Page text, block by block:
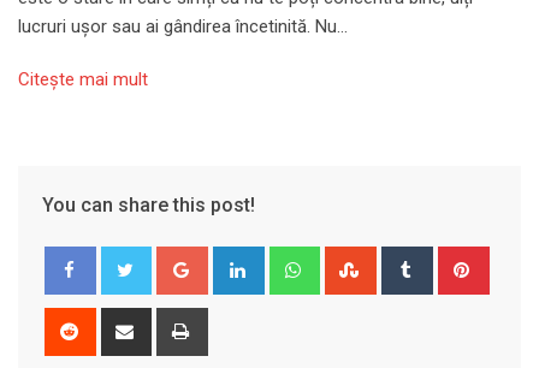
lucruri ușor sau ai gândirea încetinită. Nu…
Citeşte mai mult
You can share this post!
Google+ LinkedIn WhatsappStumbleUpon
Tumblr
Reddit
Share